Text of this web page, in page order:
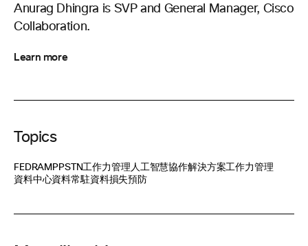
Anurag Dhingra is SVP and General Manager, Cisco
Collaboration.
Learn more
Topics
FEDRAMPPSTN工作力管理 人工智慧協作解決方案工作力管理
資料中心資料常駐資料損失預防